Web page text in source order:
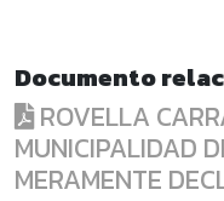
Documento
ROVELLA
MUNICIPALIDAD
MERAMENTE